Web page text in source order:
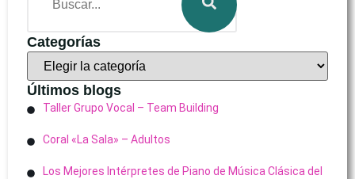
Categorías
Últimos blogs
Taller Grupo Vocal – Team Building
Coral «La Sala» – Adultos
Los Mejores Intérpretes de Piano de Música Clásica del